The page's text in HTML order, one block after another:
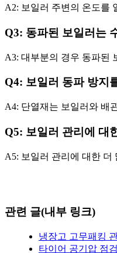
A2: 보일러 주변의 온도를
Q3: 동파된 보일러는
A3: 대부분의 경우 동파된
Q4: 보일러 동파 방지
A4: 단열재는 보일러와 배
Q5: 보일러 관리에 대
A5: 보일러 관리에 대한 더
관련 글(내부 링크)
냉장고 고무패킹
타이어 공기압 점